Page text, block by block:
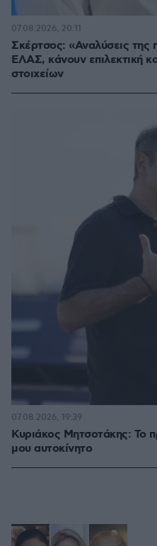
Σκέρτσος: «Αναλύσεις
ΕΛΑΣ, κάνουν επιλεκτική
στοιχείων
07.08.2026, 20:11
Κυριάκος Μητσοτάκης: Το
μου αυτοκίνητο
07.08.2026, 19:39